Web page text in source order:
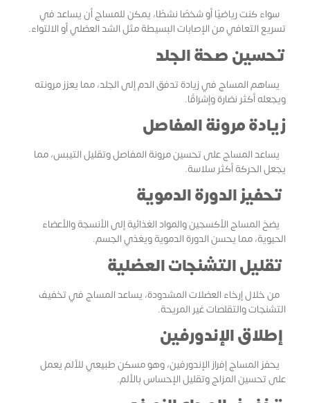
سواء كنت رياضيًا أو شخصًا نشطًا، يمكن للمساج أن يساعد في
تسريع التعافي من الإصابات البسيطة مثل الشد العضلي أو الالتواء.
تحسين صحة الجلد
يساهم المساج في زيادة تدفق الدم إلى الجلد، مما يعزز مرونته
ويجعله أكثر نضارة وإشراقًا.
زيادة مرونة المفاصل
يساعد المساج على تحسين مرونة المفاصل وتقليل التيبس، مما
يجعل الحركة أكثر سلاسة.
تحفيز الدورة الدموية
يضخ المساج الأكسجين والمواد الغذائية إلى الأنسجة والأعضاء
الحيوية، مما يحسن الدورة الدموية ويغذي الجسم.
تقليل التشنجات العضلية
من خلال إرخاء العضلات المشدودة، يساعد المساج في تخفيف
التشنجات والتقلصات غير المريحة.
إطلاق الإندورفين
يحفز المساج إفراز الإندورفين، وهو مسكن طبيعي للألم يعمل
على تحسين المزاج وتقليل الإحساس بالألم.